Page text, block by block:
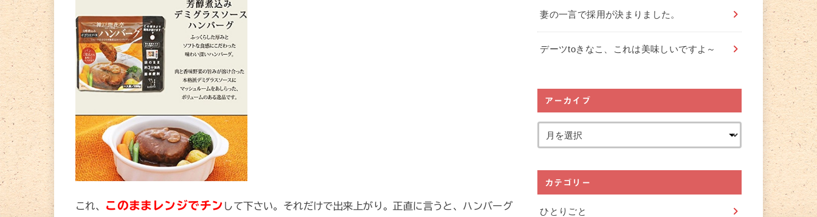
これ、 このままレンジでチン して下さい。それだけで出来上がり。正直に言うと、ハンバーグ
妻の一言で採用が決まりました。
デーツtoきなこ、これは美味しいですよ～
アーカイブ
カテゴリー
ひとりごと